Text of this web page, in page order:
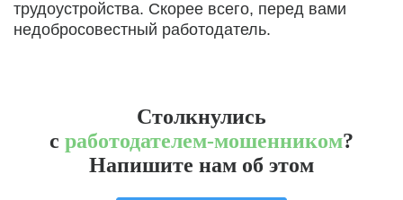
трудоустройства. Скорее всего, перед вами
недобросовестный работодатель.
Столкнулись
с работодателем-мошенником?
Напишите нам об этом